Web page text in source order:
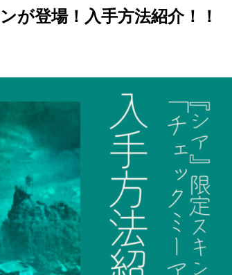
が登場！入手方法紹介！！